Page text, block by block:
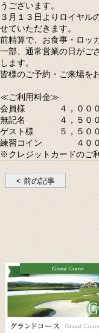
うございます。
３月１３日よりロイヤル
せていただきます。
前精算で、お食事・ロッ
一部、通常営業の日がご
します。
皆様のご予約・ご来場を
≪ご利用料金≫
会員様 ４，０００
無記名 ４，５００
ゲスト様 ５，５００
練習コイン ４００円
※クレジットカードのご
< 前の記事